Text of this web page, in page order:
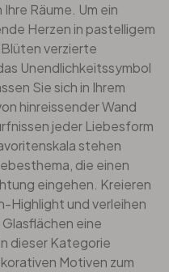
Räume. Um ein
Herzen in pastelligem
verzierte
Unendlichkeitssymbol
Sie sich in Ihrem
hinreissender Wand
jeder Liebesform
stehen
die einen
eingehen. Kreieren
Highlight und verleihen
eine
dieser Kategorie
Motiven zum